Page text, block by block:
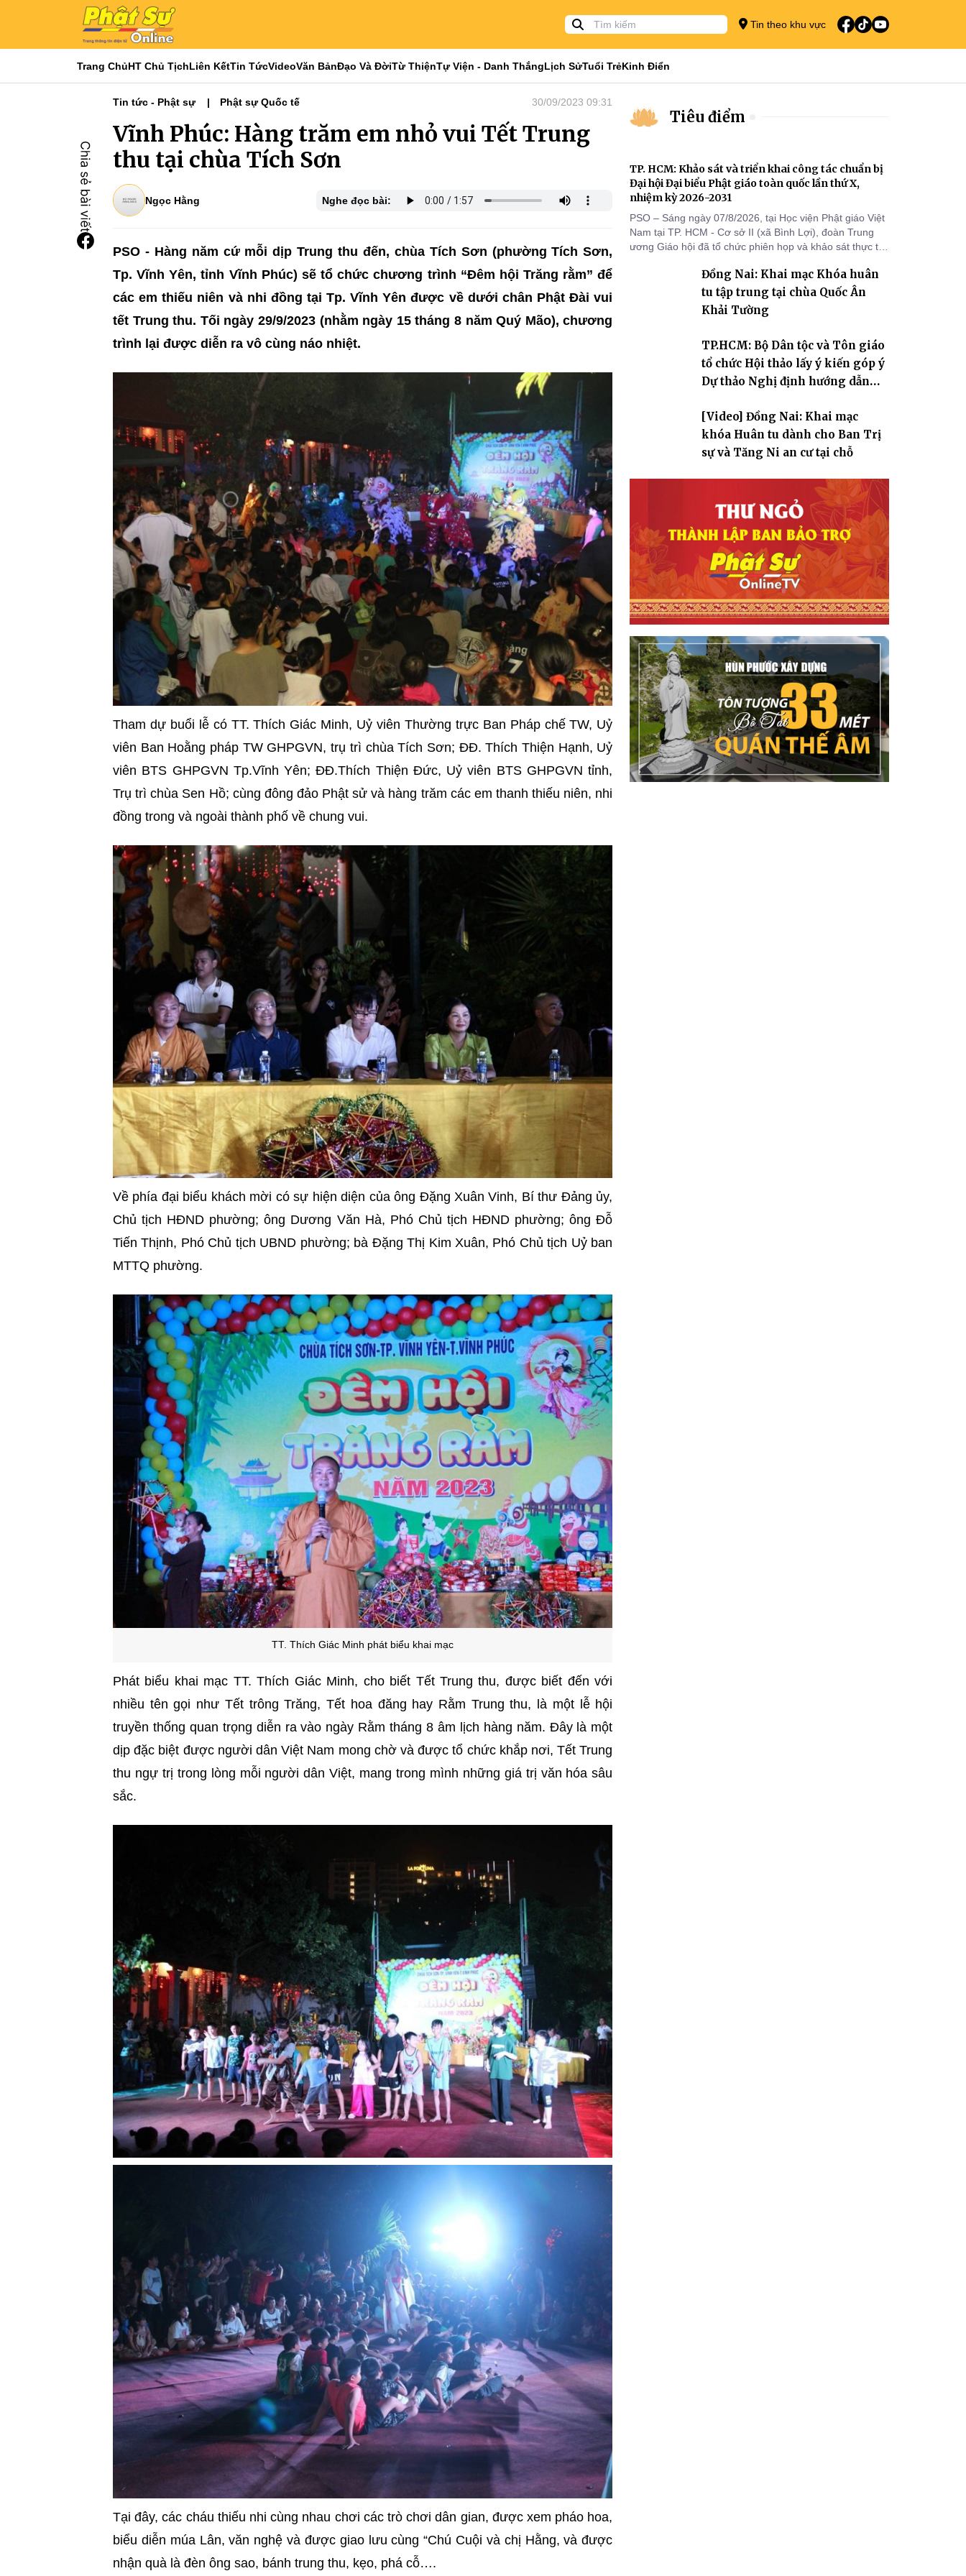
Tin theo khu vực
Trang ChủHT Chủ TịchLiên KếtTin TứcVideoVăn BảnĐạo Và ĐờiTừ ThiệnTự Viện - Danh ThắngLịch SửTuổi TrẻKinh Điển
Tin tức - Phật sự Phật sự Quốc tế 30/09/2023 09:31
Vĩnh Phúc: Hàng trăm em nhỏ vui Tết Trung
thu tại chùa Tích Sơn
Ngọc Hằng Nghe đọc bài:
PSO - Hàng năm cứ mỗi dịp Trung thu đến, chùa Tích Sơn (phường Tích Sơn,
Tp. Vĩnh Yên, tỉnh Vĩnh Phúc) sẽ tổ chức chương trình “Đêm hội Trăng rằm” để
các em thiếu niên và nhi đồng tại Tp. Vĩnh Yên được về dưới chân Phật Đài vui
tết Trung thu. Tối ngày 29/9/2023 (nhằm ngày 15 tháng 8 năm Quý Mão), chương
trình lại được diễn ra vô cùng náo nhiệt.
Tham dự buổi lễ có TT. Thích Giác Minh, Uỷ viên Thường trực Ban Pháp chế TW, Uỷ
viên Ban Hoằng pháp TW GHPGVN, trụ trì chùa Tích Sơn; ĐĐ. Thích Thiện Hạnh, Uỷ
viên BTS GHPGVN Tp.Vĩnh Yên; ĐĐ.Thích Thiện Đức, Uỷ viên BTS GHPGVN tỉnh,
Trụ trì chùa Sen Hồ; cùng đông đảo Phật sử và hàng trăm các em thanh thiếu niên, nhi
đồng trong và ngoài thành phố về chung vui.
Về phía đại biểu khách mời có sự hiện diện của ông Đặng Xuân Vinh, Bí thư Đảng ủy,
Chủ tịch HĐND phường; ông Dương Văn Hà, Phó Chủ tịch HĐND phường; ông Đỗ
Tiến Thịnh, Phó Chủ tịch UBND phường; bà Đặng Thị Kim Xuân, Phó Chủ tịch Uỷ ban
MTTQ phường.
TT. Thích Giác Minh phát biểu khai mạc
Phát biểu khai mạc TT. Thích Giác Minh, cho biết Tết Trung thu, được biết đến với
nhiều tên gọi như Tết trông Trăng, Tết hoa đăng hay Rằm Trung thu, là một lễ hội
truyền thống quan trọng diễn ra vào ngày Rằm tháng 8 âm lịch hàng năm. Đây là một
dịp đặc biệt được người dân Việt Nam mong chờ và được tổ chức khắp nơi, Tết Trung
thu ngự trị trong lòng mỗi người dân Việt, mang trong mình những giá trị văn hóa sâu
sắc.
Tại đây, các cháu thiếu nhi cùng nhau chơi các trò chơi dân gian, được xem pháo hoa,
biểu diễn múa Lân, văn nghệ và được giao lưu cùng “Chú Cuội và chị Hằng, và được
nhận quà là đèn ông sao, bánh trung thu, kẹo, phá cỗ….
Tiêu điểm
TP. HCM: Khảo sát và triển khai công tác chuẩn bị
Đại hội Đại biểu Phật giáo toàn quốc lần thứ X,
nhiệm kỳ 2026-2031
PSO – Sáng ngày 07/8/2026, tại Học viện Phật giáo Việt
Nam tại TP. HCM - Cơ sở II (xã Bình Lợi), đoàn Trung
ương Giáo hội đã tổ chức phiên họp và khảo sát thực tế
giáo toàn quốc lần thứ X, nhiệm kỳ 2026-2031.
Đồng Nai: Khai mạc Khóa huân
tu tập trung tại chùa Quốc Ân
Khải Tường
TP.HCM: Bộ Dân tộc và Tôn giáo
tổ chức Hội thảo lấy ý kiến góp ý
Dự thảo Nghị định hướng dẫn
giáo
[Video] Đồng Nai: Khai mạc
khóa Huân tu dành cho Ban Trị
sự và Tăng Ni an cư tại chỗ